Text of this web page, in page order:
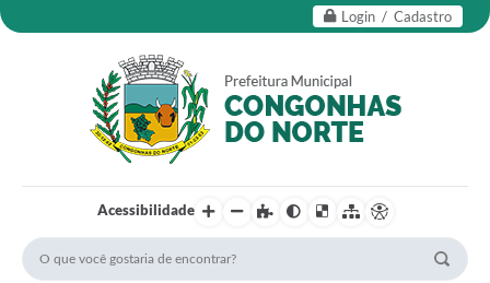
Login / Cadastro
Acessibilidade